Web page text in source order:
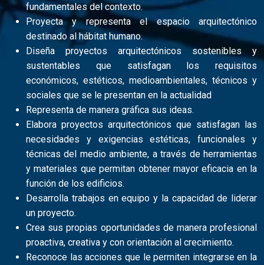
fundamentales del contexto.
Proyecta y representa el espacio arquitectónico
destinado al hábitat humano.
Diseña proyectos arquitectónicos sostenibles y
sustentables que satisfagan los requisitos
económicos, estéticos, medioambientales, técnicos y
sociales que se le presentan en la actualidad
Representa de manera gráfica sus ideas.
Elabora proyectos arquitectónicos que satisfagan las
necesidades y exigencias estéticas, funcionales y
técnicas del medio ambiente, a través de herramientas
y materiales que permitan obtener mayor eficacia en la
función de los edificios.
Desarrolla trabajos en equipo y la capacidad de liderar
un proyecto.
Crea sus propias oportunidades de manera profesional
proactiva, creativa y con orientación al crecimiento.
Reconoce las acciones que le permiten integrarse en la